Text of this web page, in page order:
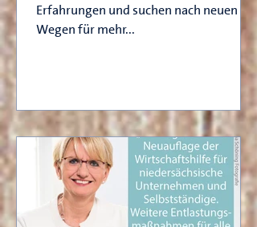
Erfahrungen und suchen nach neuen
Wegen für mehr...